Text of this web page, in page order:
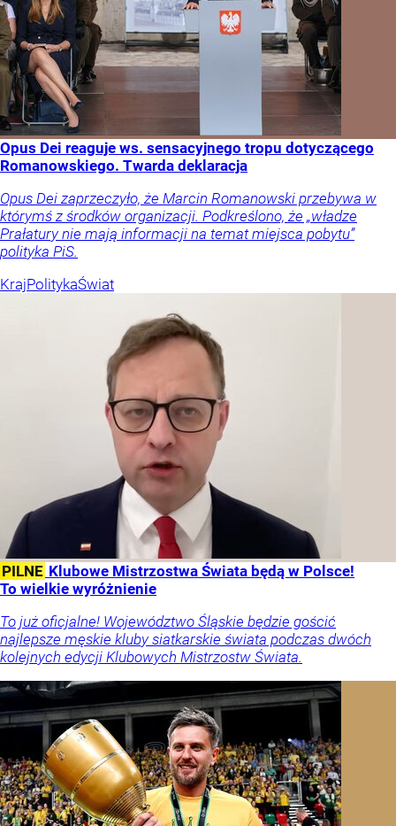
Opus Dei reaguje ws. sensacyjnego tropu dotyczącego
Romanowskiego. Twarda deklaracja
Opus Dei zaprzeczyło, że Marcin Romanowski przebywa w
którymś z środków organizacji. Podkreślono, że „władze
Prałatury nie mają informacji na temat miejsca pobytu”
polityka PiS.
KrajPolitykaŚwiat
PILNE Klubowe Mistrzostwa Świata będą w Polsce!
To wielkie wyróżnienie
To już oficjalne! Województwo Śląskie będzie gościć
najlepsze męskie kluby siatkarskie świata podczas dwóch
kolejnych edycji Klubowych Mistrzostw Świata.